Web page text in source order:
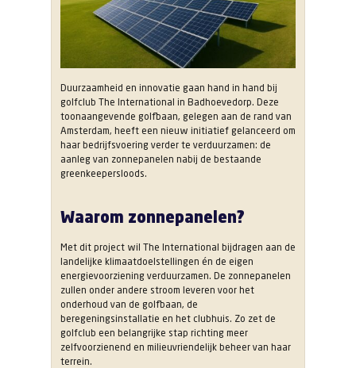
Duurzaamheid en innovatie gaan hand in hand bij
golfclub The International in Badhoevedorp. Deze
toonaangevende golfbaan, gelegen aan de rand van
Amsterdam, heeft een nieuw initiatief gelanceerd om
haar bedrijfsvoering verder te verduurzamen: de
aanleg van zonnepanelen nabij de bestaande
greenkeepersloods.
Waarom zonnepanelen?
Met dit project wil The International bijdragen aan de
landelijke klimaatdoelstellingen én de eigen
energievoorziening verduurzamen. De zonnepanelen
zullen onder andere stroom leveren voor het
onderhoud van de golfbaan, de
beregeningsinstallatie en het clubhuis. Zo zet de
golfclub een belangrijke stap richting meer
zelfvoorzienend en milieuvriendelijk beheer van haar
terrein.